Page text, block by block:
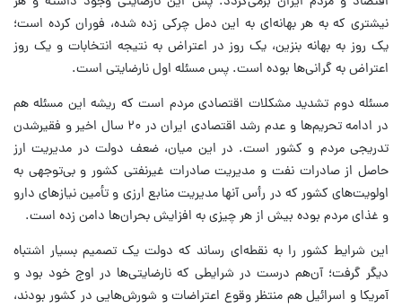
نیشتری که به هر بهانه‌ای به این دمل چرکی زده شده، فوران کرده است؛
یک روز به بهانه بنزین، یک روز در اعتراض به نتیجه انتخابات و یک روز
اعتراض به گرانی‌ها بوده است. پس مسئله اول نارضایتی است.
مسئله دوم تشدید مشکلات اقتصادی مردم است که ریشه این مسئله هم
در ادامه تحریم‌ها و عدم رشد اقتصادی ایران در ۲۰ سال اخیر و فقیرشدن
تدریجی مردم و کشور است. در این میان، ضعف دولت در مدیریت ارز
حاصل از صادرات نفت و مدیریت صادرات غیرنفتی کشور و بی‌توجهی به
اولویت‌های کشور که در رأس آنها مدیریت منابع ارزی و تأمین نیاز‌های دارو
و غذای مردم بوده بیش از هر چیزی به افزایش بحران‌ها دامن زده است.
این شرایط کشور را به نقطه‌ای رساند که دولت یک تصمیم بسیار اشتباه
دیگر گرفت؛ آن‌هم درست در شرایطی که نارضایتی‌ها در اوج خود بود و
آمریکا و اسرائیل هم منتظر وقوع اعتراضات و شورش‌هایی در کشور بودند،